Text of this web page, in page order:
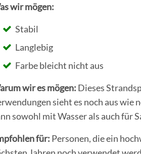
wir mögen:
Stabil
Langlebig
Farbe bleicht nicht aus
wir es mögen: Dieses
sieht es noch aus
sowohl mit Wasser als auch für
für: Personen, die ein